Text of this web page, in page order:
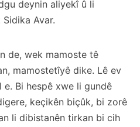
deynin aliyekî û li
Avar.
de, wek mamoste tê
mamostetîyê dike. Lê ev
Bi hespê xwe li gundê
keçikên biçûk, bi zorê
li dibistanên tirkan bi cih